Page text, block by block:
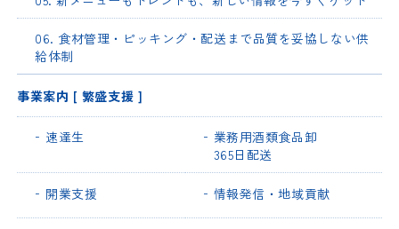
06. 食材管理・ピッキング・配送まで品質を妥協しない供
給体制
事業案内 [ 繁盛支援 ]
速達生
業務用酒類食品卸
365日配送
開業支援 情報発信・地域貢献